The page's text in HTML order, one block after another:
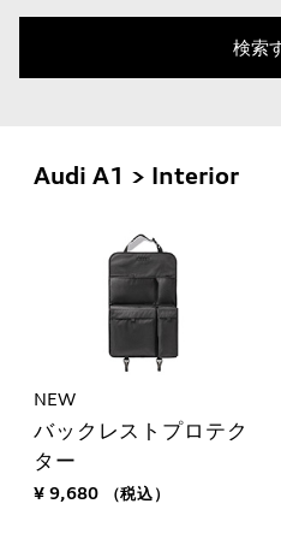
Audi A1 > Interior
NEW
バックレストプロテク
ター
¥ 9,680 （税込）